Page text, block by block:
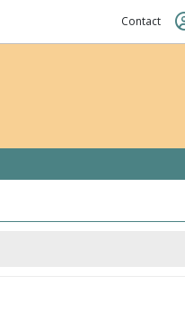
Contact